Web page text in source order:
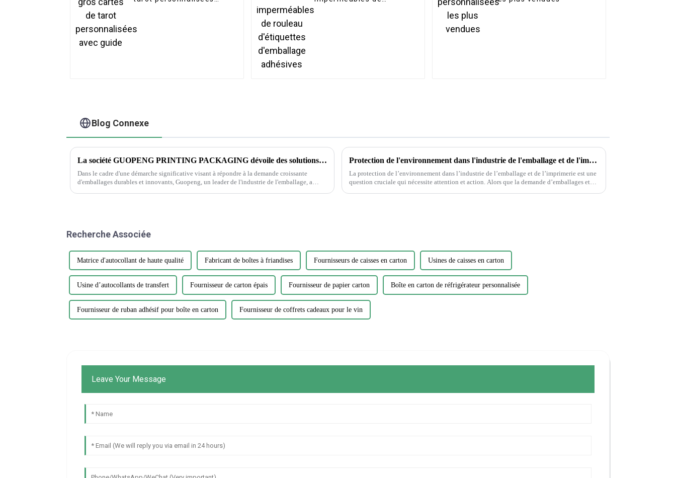
Blog Connexe
La société GUOPENG PRINTING PACKAGING dévoile des solutions d'emballage révolutionnaires pour répondre aux besoins changeants du marché
Dans le cadre d'une démarche significative visant à répondre à la demande croissante
d'emballages durables et innovants, Guopeng, un leader de l'industrie de l'emballage, a
Protection de l'environnement dans l'industrie de l'emballage et de l'imprimerie
La protection de l’environnement dans l’industrie de l’emballage et de l’imprimerie est une
question cruciale qui nécessite attention et action. Alors que la demande d’emballages et
Recherche Associée
Matrice d'autocollant de haute qualité Fabricant de boîtes à friandises Fournisseurs de caisses en carton Usines de caisses en carton
Usine d’autocollants de transfert Fournisseur de carton épais Fournisseur de papier carton Boîte en carton de réfrigérateur personnalisée
Fournisseur de ruban adhésif pour boîte en carton Fournisseur de coffrets cadeaux pour le vin
Leave Your Message